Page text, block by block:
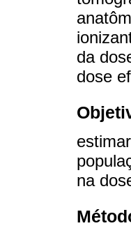
da
dose
na